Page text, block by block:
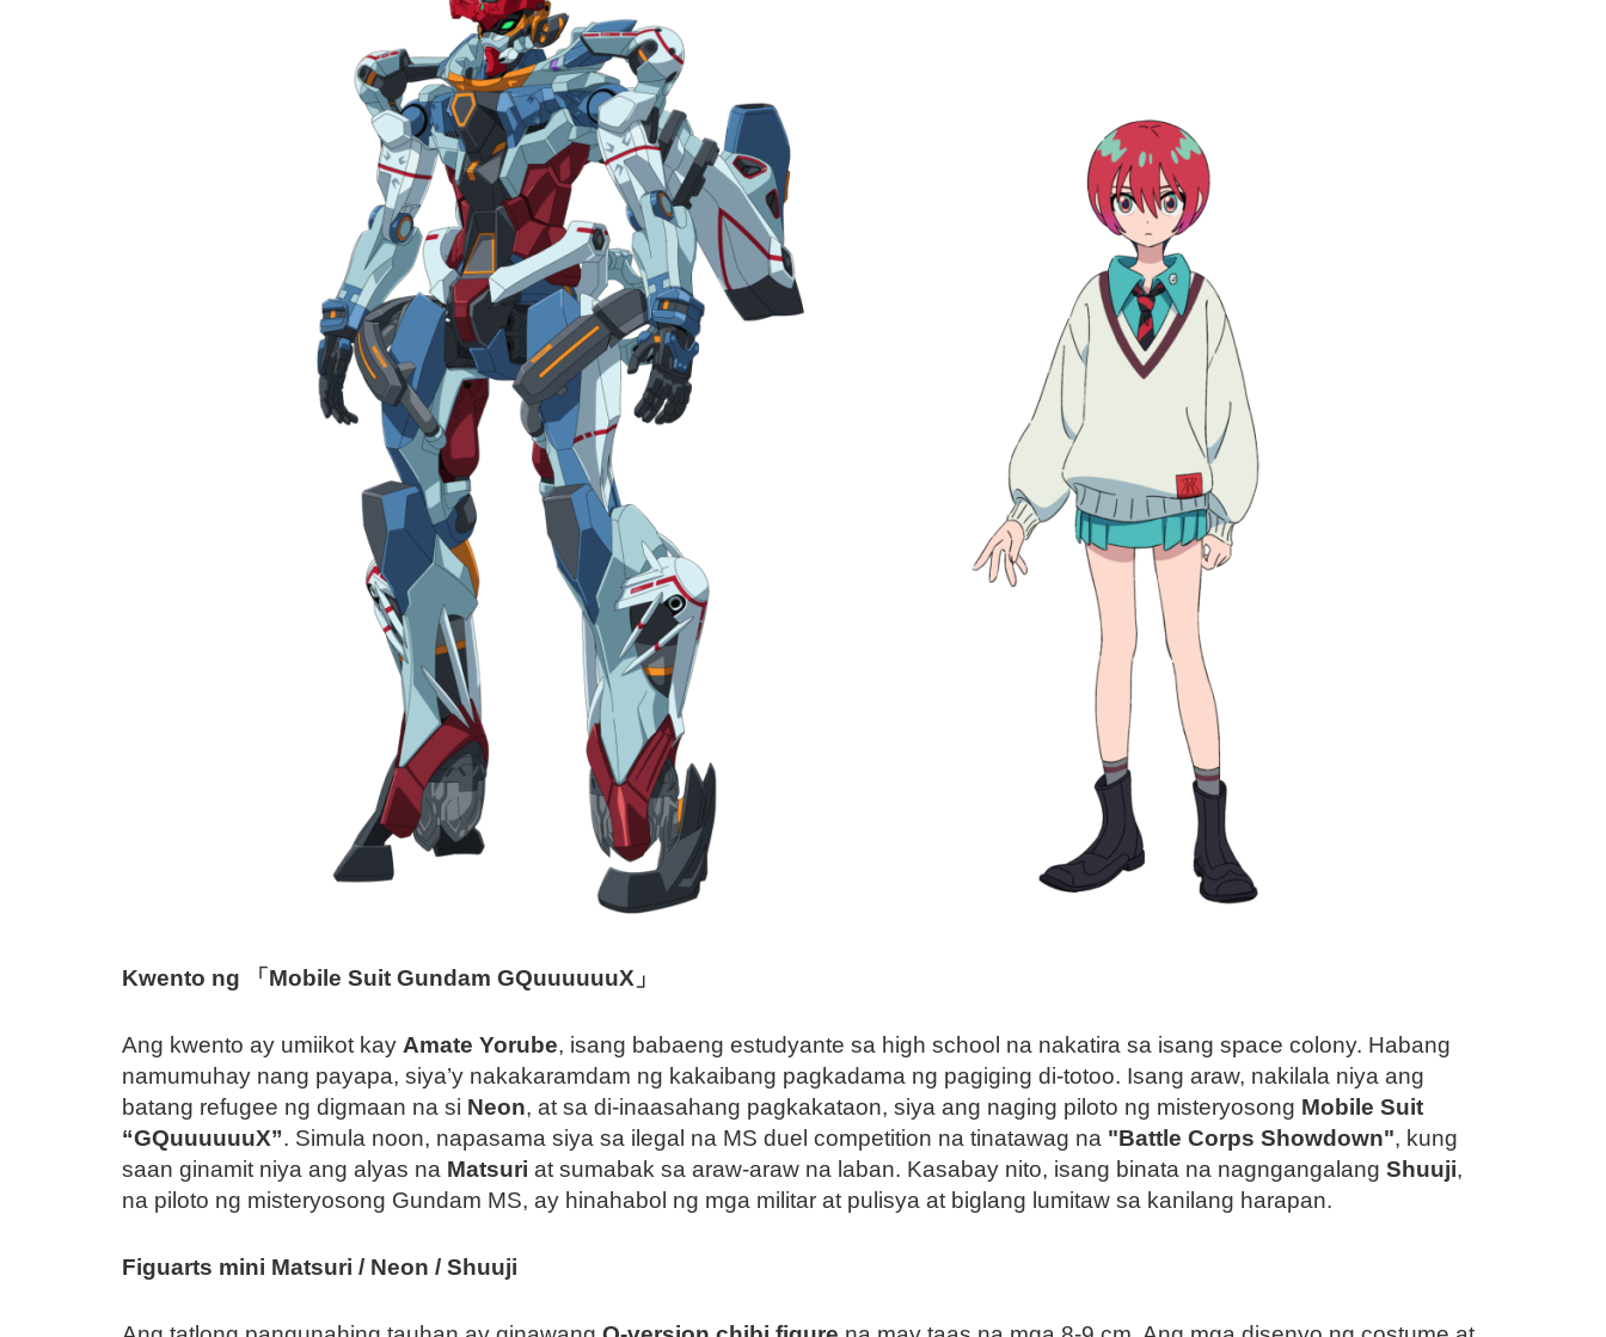
Kwento ng 「Mobile Suit Gundam GQuuuuuuX」
Ang kwento ay umiikot kay Amate Yorube, isang babaeng estudyante sa high school na nakatira sa isang space colony. Habang
namumuhay nang payapa, siya’y nakakaramdam ng kakaibang pagkadama ng pagiging di-totoo. Isang araw, nakilala niya ang
batang refugee ng digmaan na si Neon, at sa di-inaasahang pagkakataon, siya ang naging piloto ng misteryosong Mobile Suit
“GQuuuuuuX”. Simula noon, napasama siya sa ilegal na MS duel competition na tinatawag na "Battle Corps Showdown", kung
saan ginamit niya ang alyas na Matsuri at sumabak sa araw-araw na laban. Kasabay nito, isang binata na nagngangalang Shuuji,
na piloto ng misteryosong Gundam MS, ay hinahabol ng mga militar at pulisya at biglang lumitaw sa kanilang harapan.
Figuarts mini Matsuri / Neon / Shuuji